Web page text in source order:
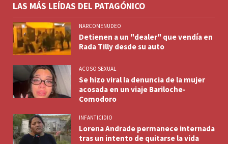
LAS MÁS LEÍDAS DEL PATAGÓNICO
NARCOMENUDEO
Detienen a un "dealer" que vendía en
Rada Tilly desde su auto
ACOSO SEXUAL
Se hizo viral la denuncia de la mujer
acosada en un viaje Bariloche-
Comodoro
INFANTICIDIO
Lorena Andrade permanece internada
tras un intento de quitarse la vida